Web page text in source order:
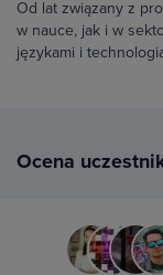
Od lat związany z
w nauce, jak i w
językami i
Ocena